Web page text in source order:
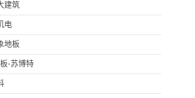
建筑
电
地板
-苏博特